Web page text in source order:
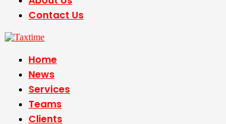
Contact Us
Home
News
Services
Teams
Clients